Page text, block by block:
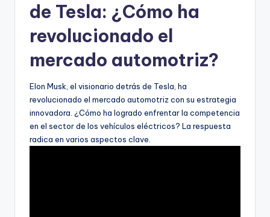
de Tesla: ¿Cómo ha
revolucionado el
mercado automotriz?
Elon Musk, el visionario detrás de Tesla, ha
revolucionado el mercado automotriz con su estrategia
innovadora. ¿Cómo ha logrado enfrentar la competencia
en el sector de los vehículos eléctricos? La respuesta
radica en varios aspectos clave.